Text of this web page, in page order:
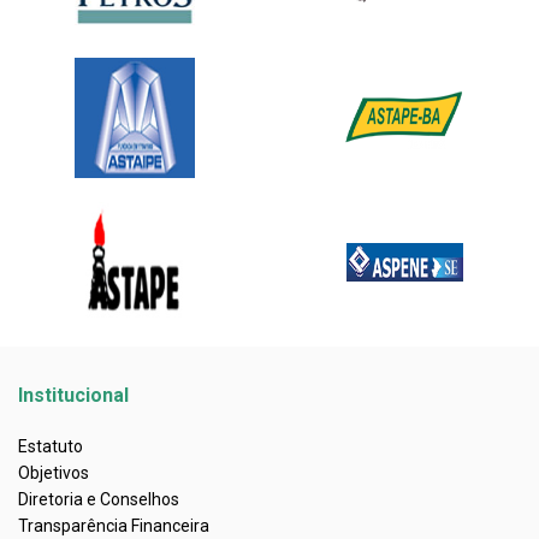
Institucional
Estatuto
Objetivos
Diretoria e Conselhos
Transparência Financeira